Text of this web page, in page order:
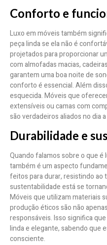
Conforto e
Luxo em móveis também
peça linda se ela não é
projetados para proporcionar
com almofadas macias,
garantem uma boa noite de
conforto é essencial. Além
esquecida. Móveis que
extensíveis ou camas com
são verdadeiros aliados no dia a
Durabilidade e
Quando falamos sobre o que é
também é um aspecto
feitos para durar, resistindo ao
sustentabilidade está se
Móveis que utilizam materiais
produção éticos são não
responsáveis. Isso significa
linda e elegante, sabendo que
consciente.